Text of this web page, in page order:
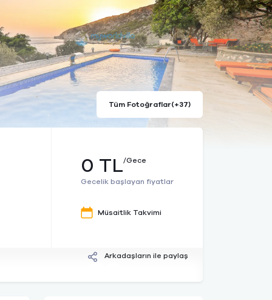
Tüm Fotoğraflar(+37)
0 TL/Gece
Gecelik başlayan fiyatlar
Müsaitlik Takvimi
Arkadaşların ile paylaş